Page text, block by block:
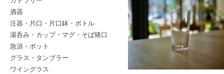
酒器
注器・片口・片口鉢・ボトル
湯呑み・カップ・マグ・そば猪口
急須・ポット
グラス・タンブラー
ワイングラス